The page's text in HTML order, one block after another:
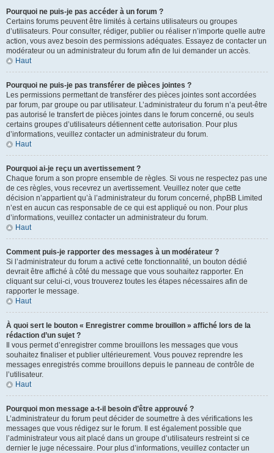
Pourquoi ne puis-je pas accéder à un forum ?
Certains forums peuvent être limités à certains utilisateurs ou groupes
d’utilisateurs. Pour consulter, rédiger, publier ou réaliser n’importe quelle autre
action, vous avez besoin des permissions adéquates. Essayez de contacter un
modérateur ou un administrateur du forum afin de lui demander un accès.
Haut
Pourquoi ne puis-je pas transférer de pièces jointes ?
Les permissions permettant de transférer des pièces jointes sont accordées
par forum, par groupe ou par utilisateur. L’administrateur du forum n’a peut-être
pas autorisé le transfert de pièces jointes dans le forum concerné, ou seuls
certains groupes d’utilisateurs détiennent cette autorisation. Pour plus
d’informations, veuillez contacter un administrateur du forum.
Haut
Pourquoi ai-je reçu un avertissement ?
Chaque forum a son propre ensemble de règles. Si vous ne respectez pas une
de ces règles, vous recevrez un avertissement. Veuillez noter que cette
décision n’appartient qu’à l’administrateur du forum concerné, phpBB Limited
n’est en aucun cas responsable de ce qui est appliqué ou non. Pour plus
d’informations, veuillez contacter un administrateur du forum.
Haut
Comment puis-je rapporter des messages à un modérateur ?
Si l’administrateur du forum a activé cette fonctionnalité, un bouton dédié
devrait être affiché à côté du message que vous souhaitez rapporter. En
cliquant sur celui-ci, vous trouverez toutes les étapes nécessaires afin de
rapporter le message.
Haut
À quoi sert le bouton « Enregistrer comme brouillon » affiché lors de la
rédaction d’un sujet ?
Il vous permet d’enregistrer comme brouillons les messages que vous
souhaitez finaliser et publier ultérieurement. Vous pouvez reprendre les
messages enregistrés comme brouillons depuis le panneau de contrôle de
l’utilisateur.
Haut
Pourquoi mon message a-t-il besoin d’être approuvé ?
L’administrateur du forum peut décider de soumettre à des vérifications les
messages que vous rédigez sur le forum. Il est également possible que
l’administrateur vous ait placé dans un groupe d’utilisateurs restreint si ce
dernier le juge nécessaire. Pour plus d’informations, veuillez contacter un